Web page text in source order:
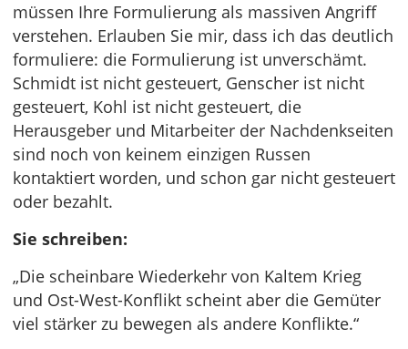
müssen Ihre Formulierung als massiven Angriff
verstehen. Erlauben Sie mir, dass ich das deutlich
formuliere: die Formulierung ist unverschämt.
Schmidt ist nicht gesteuert, Genscher ist nicht
gesteuert, Kohl ist nicht gesteuert, die
Herausgeber und Mitarbeiter der Nachdenkseiten
sind noch von keinem einzigen Russen
kontaktiert worden, und schon gar nicht gesteuert
oder bezahlt.
Sie schreiben:
„Die scheinbare Wiederkehr von Kaltem Krieg
und Ost-West-Konflikt scheint aber die Gemüter
viel stärker zu bewegen als andere Konflikte.“